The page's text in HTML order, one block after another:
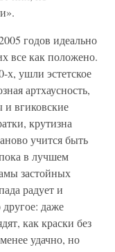
годов идеально
все как положено.
х, ушли эстетское
артхаусность,
и вгиковские
крутизна
учится быть
в лучшем
застойных
радует и
даже
как краски без
удачно, но